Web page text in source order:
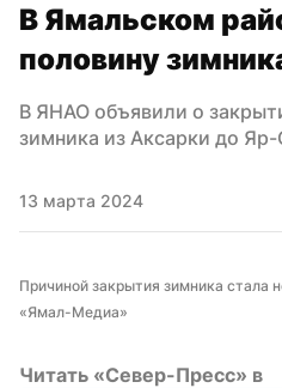
В Ямальском
половину
В ЯНАО объявили о
зимника из Аксарки до
13 марта 2024
Причиной закрытия зимника стала
«Ямал-Медиа»
Читать «Север-Пресс» в